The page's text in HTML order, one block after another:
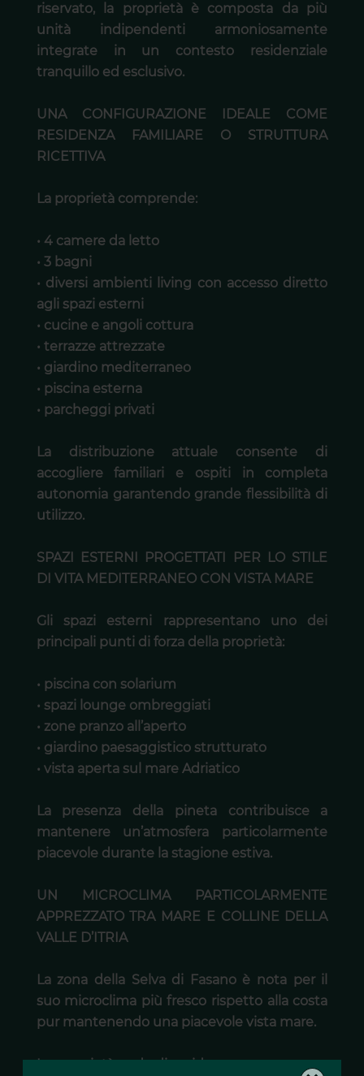
riservato, la proprietà è composta da più
unità indipendenti armoniosamente
integrate in un contesto residenziale
tranquillo ed esclusivo.
UNA CONFIGURAZIONE IDEALE COME
RESIDENZA FAMILIARE O STRUTTURA
RICETTIVA
La proprietà comprende:
• 4 camere da letto
• 3 bagni
• diversi ambienti living con accesso diretto
agli spazi esterni
• cucine e angoli cottura
• terrazze attrezzate
• giardino mediterraneo
• piscina esterna
• parcheggi privati
La distribuzione attuale consente di
accogliere familiari e ospiti in completa
autonomia garantendo grande flessibilità di
utilizzo.
SPAZI ESTERNI PROGETTATI PER LO STILE
DI VITA MEDITERRANEO CON VISTA MARE
Gli spazi esterni rappresentano uno dei
principali punti di forza della proprietà:
• piscina con solarium
• spazi lounge ombreggiati
• zone pranzo all’aperto
• giardino paesaggistico strutturato
• vista aperta sul mare Adriatico
La presenza della pineta contribuisce a
mantenere un’atmosfera particolarmente
piacevole durante la stagione estiva.
UN MICROCLIMA PARTICOLARMENTE
APPREZZATO TRA MARE E COLLINE DELLA
VALLE D’ITRIA
La zona della Selva di Fasano è nota per il
suo microclima più fresco rispetto alla costa
pur mantenendo una piacevole vista mare.
La proprietà gode di rapido accesso a: